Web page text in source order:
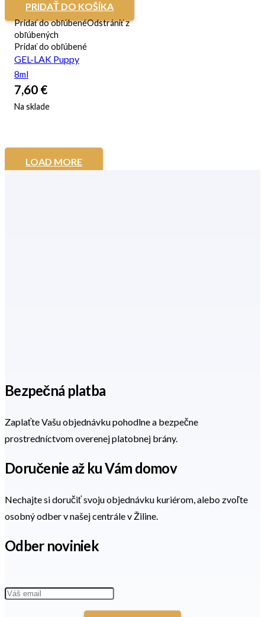
PRIDAŤ DO KOŠÍKA
Pridať do obľúbenéOdstrániť z
obľúbených
Pridať do obľúbené
GEL-LAK Puppy
8ml
7,60 €
Na sklade
LOAD MORE
Bezpečná platba
Zaplaťte Vašu objednávku pohodlne a bezpečne
prostredníctvom overenej platobnej brány.
Doručenie až ku Vám domov
Nechajte si doručiť svoju objednávku kuriérom, alebo zvoľte
osobný odber v našej centrále v Žiline.
Odber noviniek